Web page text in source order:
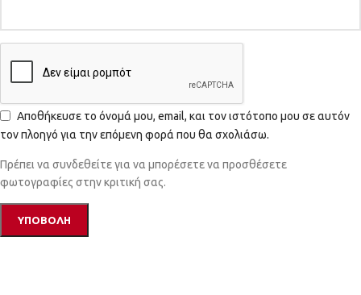
Αποθήκευσε το όνομά μου, email, και τον ιστότοπο μου σε αυτόν
τον πλοηγό για την επόμενη φορά που θα σχολιάσω.
Πρέπει να συνδεθείτε για να μπορέσετε να προσθέσετε
φωτογραφίες στην κριτική σας.